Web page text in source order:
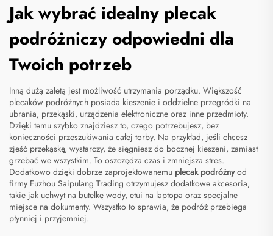
Jak wybrać idealny plecak
podróżniczy odpowiedni dla
Twoich potrzeb
Inną dużą zaletą jest możliwość utrzymania porządku. Większość
plecaków podróżnych posiada kieszenie i oddzielne przegródki na
ubrania, przekąski, urządzenia elektroniczne oraz inne przedmioty.
Dzięki temu szybko znajdziesz to, czego potrzebujesz, bez
konieczności przeszukiwania całej torby. Na przykład, jeśli chcesz
zjeść przekąskę, wystarczy, że sięgniesz do bocznej kieszeni, zamiast
grzebać we wszystkim. To oszczędza czas i zmniejsza stres.
Dodatkowo dzięki dobrze zaprojektowanemu plecak podróżnyod
firmy Fuzhou Saipulang Trading otrzymujesz dodatkowe akcesoria,
takie jak uchwyt na butelkę wody, etui na laptopa oraz specjalne
miejsce na dokumenty. Wszystko to sprawia, że podróż przebiega
płynniej i przyjemniej.